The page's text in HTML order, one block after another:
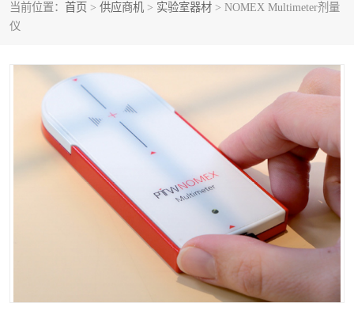
当前位置： 首页 > 供应商机 > 实验室器材 > NOMEX Multimeter剂量
仪
X射线检测仪 声功率计
血透机分析仪
输液泵分析仪 X射线分析仪